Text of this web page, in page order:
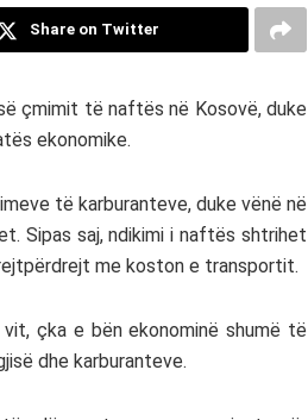
Share on Twitter
çmimit të naftës në Kosovë, duke
ekonomike.
të karburanteve, duke vënë në
Sipas saj, ndikimi i naftës shtrihet
me koston e transportit.
çka e bën ekonominë shumë të
dhe karburanteve.